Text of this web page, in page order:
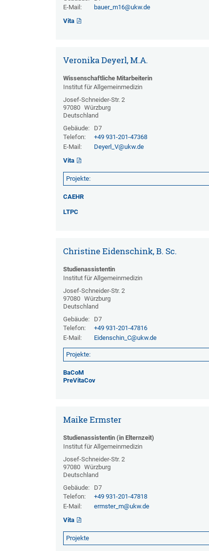
E-Mail:
bauer_m16@ukw.de
Vita
Veronika Deyerl, M.A.
Wissenschaftliche Mitarbeiterin
Institut für Allgemeinmedizin
Josef-Schneider-Str. 2
97080 Würzburg
Deutschland
Gebäude:
D7
Telefon:
+49 931-201-47368
E-Mail:
Deyerl_V@ukw.de
Vita
Projekte:
CAEHR
LTPC
Christine Eidenschink, B. Sc.
Studienassistentin
Institut für Allgemeinmedizin
Josef-Schneider-Str. 2
97080 Würzburg
Deutschland
Gebäude:
D7
Telefon:
+49 931-201-47816
E-Mail:
Eidenschin_C@ukw.de
Projekte:
BaCoM
PreVitaCov
Maike Ermster
Studienassistentin (in Elternzeit)
Institut für Allgemeinmedizin
Josef-Schneider-Str. 2
97080 Würzburg
Deutschland
Gebäude:
D7
Telefon:
+49 931-201-47818
E-Mail:
ermster_m@ukw.de
Vita
Projekte